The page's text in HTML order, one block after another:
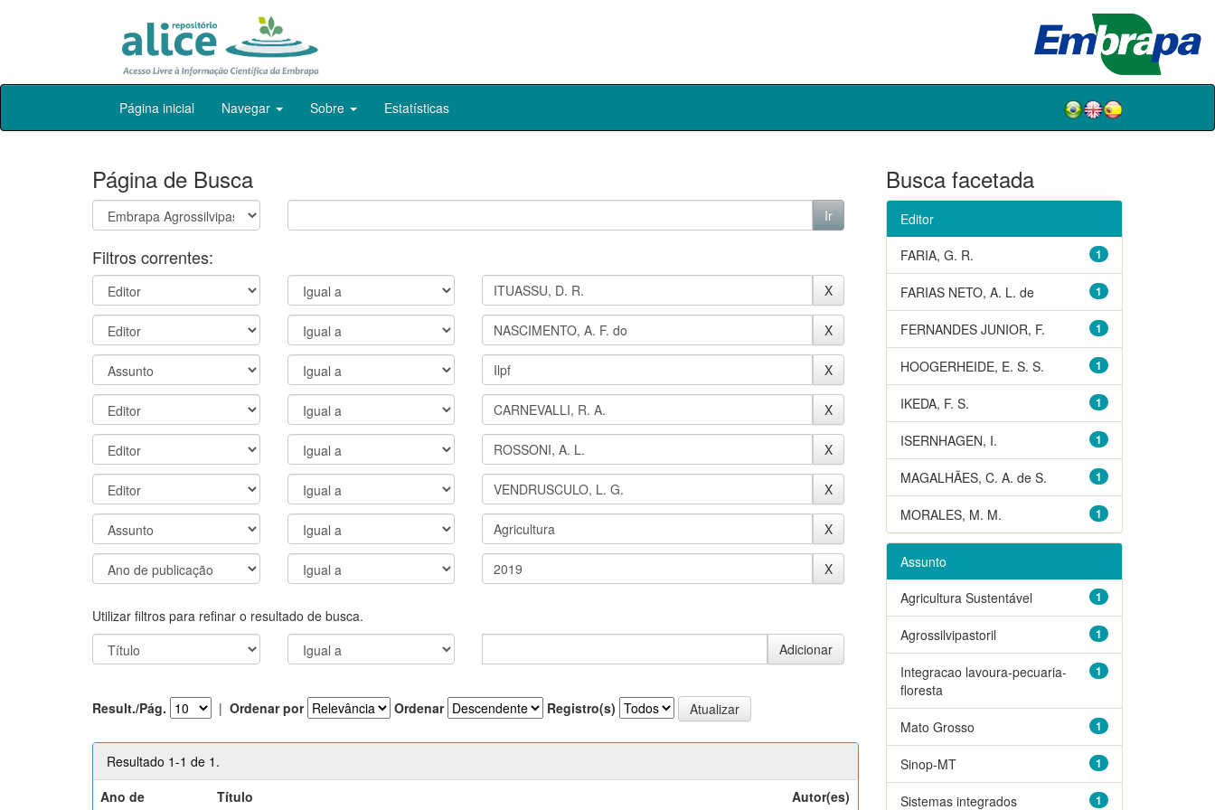
Skip
Página inicial Navegar Sobre Estatísticas
Página de Busca
Filtros correntes:
Utilizar filtros para refinar o resultado de busca.
Result./Pág. | Ordenar por Ordenar Registro(s)
Resultado 1-1 de 1.
Ano de
Título Autor(es)
Busca facetada
Editor
1
FARIA, G. R.
1
FARIAS NETO, A. L. de
1
FERNANDES JUNIOR, F.
1
HOOGERHEIDE, E. S. S.
1
IKEDA, F. S.
1
ISERNHAGEN, I.
1
MAGALHÃES, C. A. de S.
1
MORALES, M. M.
Assunto
1
Agricultura Sustentável
1
Agrossilvipastoril
1
Integracao lavoura-pecuaria-
floresta
1
Mato Grosso
1
Sinop-MT
1
Sistemas integrados